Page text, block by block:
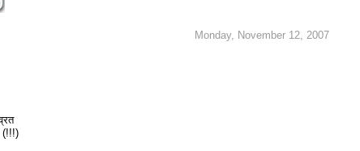
Monday, November 12, 2007
(!!!)